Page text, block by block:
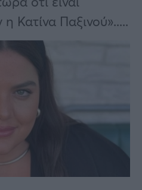
Κατίνα Παξινού».....